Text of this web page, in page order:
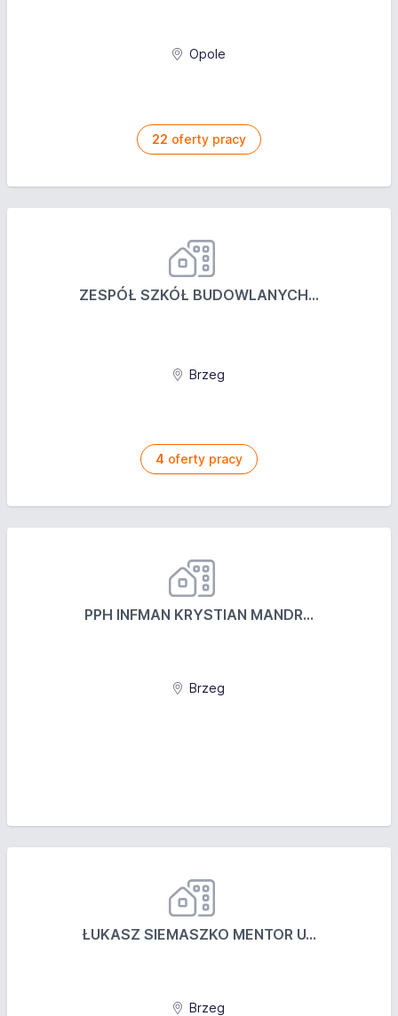
Opole
22 oferty pracy
ZESPÓŁ SZKÓŁ BUDOWLANYCH...
Brzeg
4 oferty pracy
PPH INFMAN KRYSTIAN MANDR...
Brzeg
ŁUKASZ SIEMASZKO MENTOR U...
Brzeg